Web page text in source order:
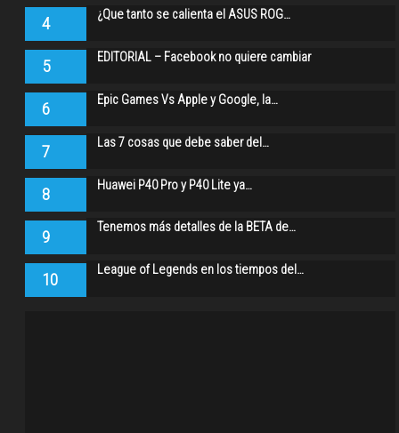
4 ¿Que tanto se calienta el ASUS ROG…
5 EDITORIAL – Facebook no quiere cambiar
6 Epic Games Vs Apple y Google, la…
7 Las 7 cosas que debe saber del…
8 Huawei P40 Pro y P40 Lite ya…
9 Tenemos más detalles de la BETA de…
10 League of Legends en los tiempos del…